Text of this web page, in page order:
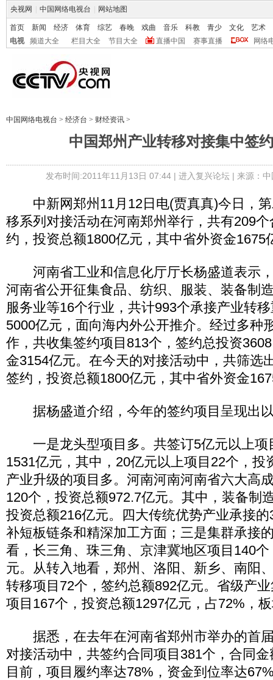
央视网 中国网络电视台 网站地图
首页 新闻 经济 体育 综艺 春晚 戏曲 音乐 科教 青少 文化
艺术
电视
频道大全 栏目大全 节目大全 直播中国 赛事直播 网络
中国网络电视台 > 经济台 > 财经资讯 >
中国郑州产业转移对接集中签
发布时间:2011年11月13日 07:44 | 进入复兴论坛| 来源：
中新网郑州11月12日电(贾真真)今日，第
移系列对接活动在河南郑州举行，共有209
约，投资总额1800亿元，其中省外资金1675
河南省工业和信息化厅厅长杨盛道表示
河南省公开征集食品、纺织、服装、装备制
服务业等16个行业，共计993个承接产业转
5000亿元，面向海内外公开推介。经过多种
作，共收集签约项目813个，签约总投资
金3154亿元。在今天的对接活动中，共筛选
签约，投资总额1800亿元，其中省外资金
据杨盛道介绍，今年的签约项目呈现出
一是龙头型项目多。共签订5亿元以上项
1531亿元，其中，20亿元以上项目22个，投
产业升级的项目多。河南河南河南省六大高
120个，投资总额972.7亿元。其中，装备制
投资总额216亿元。四大传统优势产业承接
补短板链条和精深加工方面；三是集群承接
看，长三角、珠三角、京津冀地区项目140
元。从转入地看，郑州、洛阳、新乡、南阳
转移项目72个，签约总额892亿元。省级产
项目167个，投资总额1297亿元，占72%，
据悉，在去年在河南省郑州市举办的首
对接活动中，共签约合同项目381个，合同
目前，项目履约率达78%，资金到位率达